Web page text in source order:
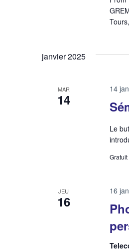
janvier 2025
MAR
14
14
Le
Gratuit
JEU
16
16